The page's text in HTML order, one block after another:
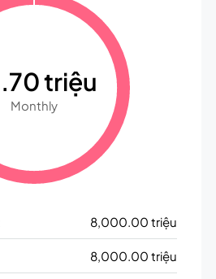
triệu
Monthly
8,000.00 triệu
8,000.00 triệu